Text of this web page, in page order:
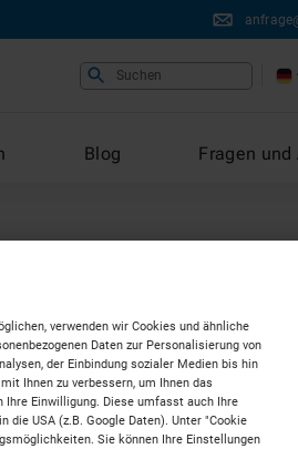
Suchen
Blog Fragen
verwenden wir Cookies und ähnliche
Daten zur Personalisierung von
der Einbindung sozialer Medien bis hin
Ihnen zu verbessern, um Ihnen das
Einwilligung. Diese umfasst auch Ihre
die USA (z.B. Google Daten). Unter "Cookie
Sie können Ihre Einstellungen